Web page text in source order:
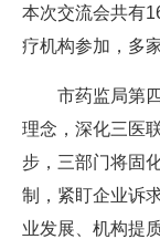
本次交流会共有
疗机构参加，多
市药监局第四
理念，深化三医
步，三部门将固
制，紧盯企业诉
业发展、机构提